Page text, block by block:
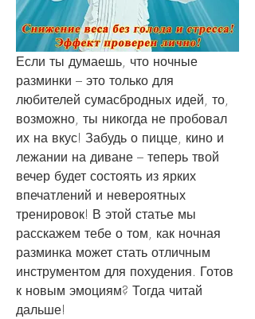
Если ты думаешь, что ночные
разминки – это только для
любителей сумасбродных идей, то,
возможно, ты никогда не пробовал
их на вкус! Забудь о пицце, кино и
лежании на диване – теперь твой
вечер будет состоять из ярких
впечатлений и невероятных
тренировок! В этой статье мы
расскажем тебе о том, как ночная
разминка может стать отличным
инструментом для похудения. Готов
к новым эмоциям? Тогда читай
дальше!